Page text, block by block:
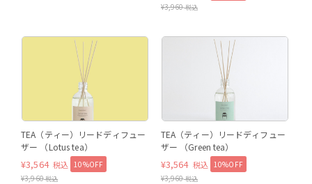
¥3,960税込
TEA（ティー）リードディフュー
ザー （Lotus tea）
¥3,564 税込 10%OFF
¥3,960税込
TEA（ティー）リードディフュー
ザー （Green tea）
¥3,564 税込
10%OFF
¥3,960税込